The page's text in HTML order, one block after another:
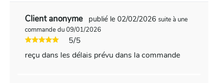
Client anonyme publié le 02/02/2026 suite à une
commande du 09/01/2026
5/5
reçu dans les délais prévu dans la commande